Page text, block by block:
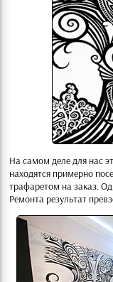
На самом деле для нас
находятся примерно
трафаретом на заказ.
Ремонта результат